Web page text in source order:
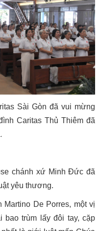
Sài Gòn đã vui mừng
Caritas Thủ Thiêm đã
chánh xứ Minh Đức đã
yêu thương.
Martino De Porres, một vị
bao trùm lấy đôi tay, cặp